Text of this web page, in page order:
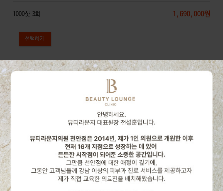
1000샷 3회 1,690,000원
인모드 리프팅
고전압펄스(HVP)를 이용한 지방분해 리프팅
인모드FX 2부위 1회 95,000원
인모드FX 전체(12분) 1회 109,000원